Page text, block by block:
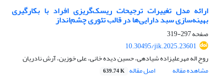
ارائه مدل تغییرات ترجیحات ریسک‌گریزی افراد با بکارگیری
بهینه‌سازی سبد دارایی‌ها در قالب تئوری چشم‌انداز
صفحه297-319
10.30495/jik.2025.23601
روح اله مهرعلیزاده شیادهی، حسین دیده خانی، علی خوزین، آرش نادریان
مشاهده مقاله
اصل مقاله 639.74 K